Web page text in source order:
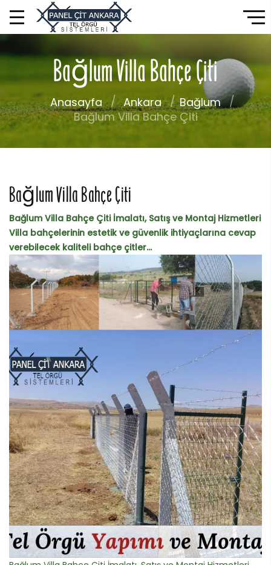
Bağlum Villa Bahçe Çiti
Anasayfa Ankara
Bağlum
Bağlum Villa Bahçe Çiti
Bağlum Villa Bahçe Çiti
Bağlum Villa Bahçe Çiti İmalatı, Satış ve Montaj Hizmetleri
Villa bahçelerinin estetik ve güvenlik ihtiyaçlarına cevap
verebilecek kaliteli bahçe çitler...